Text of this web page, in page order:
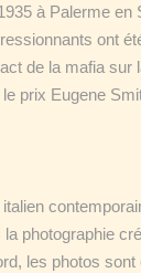
à Palerme
ont
de la mafia
prix Eugene
la photographie
les photos